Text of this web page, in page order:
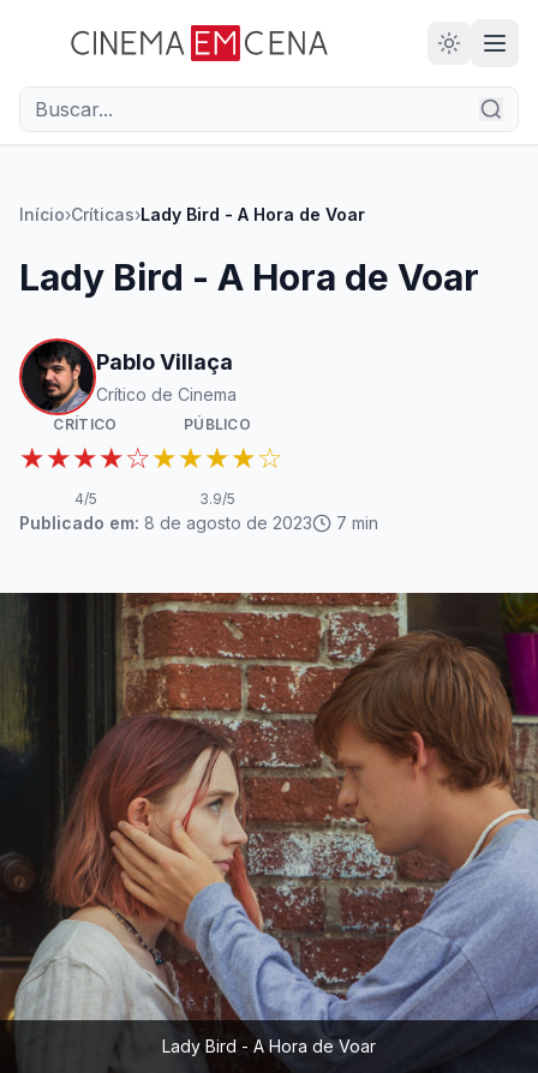
28
ANOS
Início›Críticas›Lady Bird - A Hora de Voar
Lady Bird - A Hora de Voar
Pablo Villaça
Crítico de Cinema
CRÍTICO
★★★★☆
4/5
PÚBLICO
★★★★☆
3.9/5
Publicado em: 8 de agosto de 2023 7 min
Lady Bird - A Hora de Voar